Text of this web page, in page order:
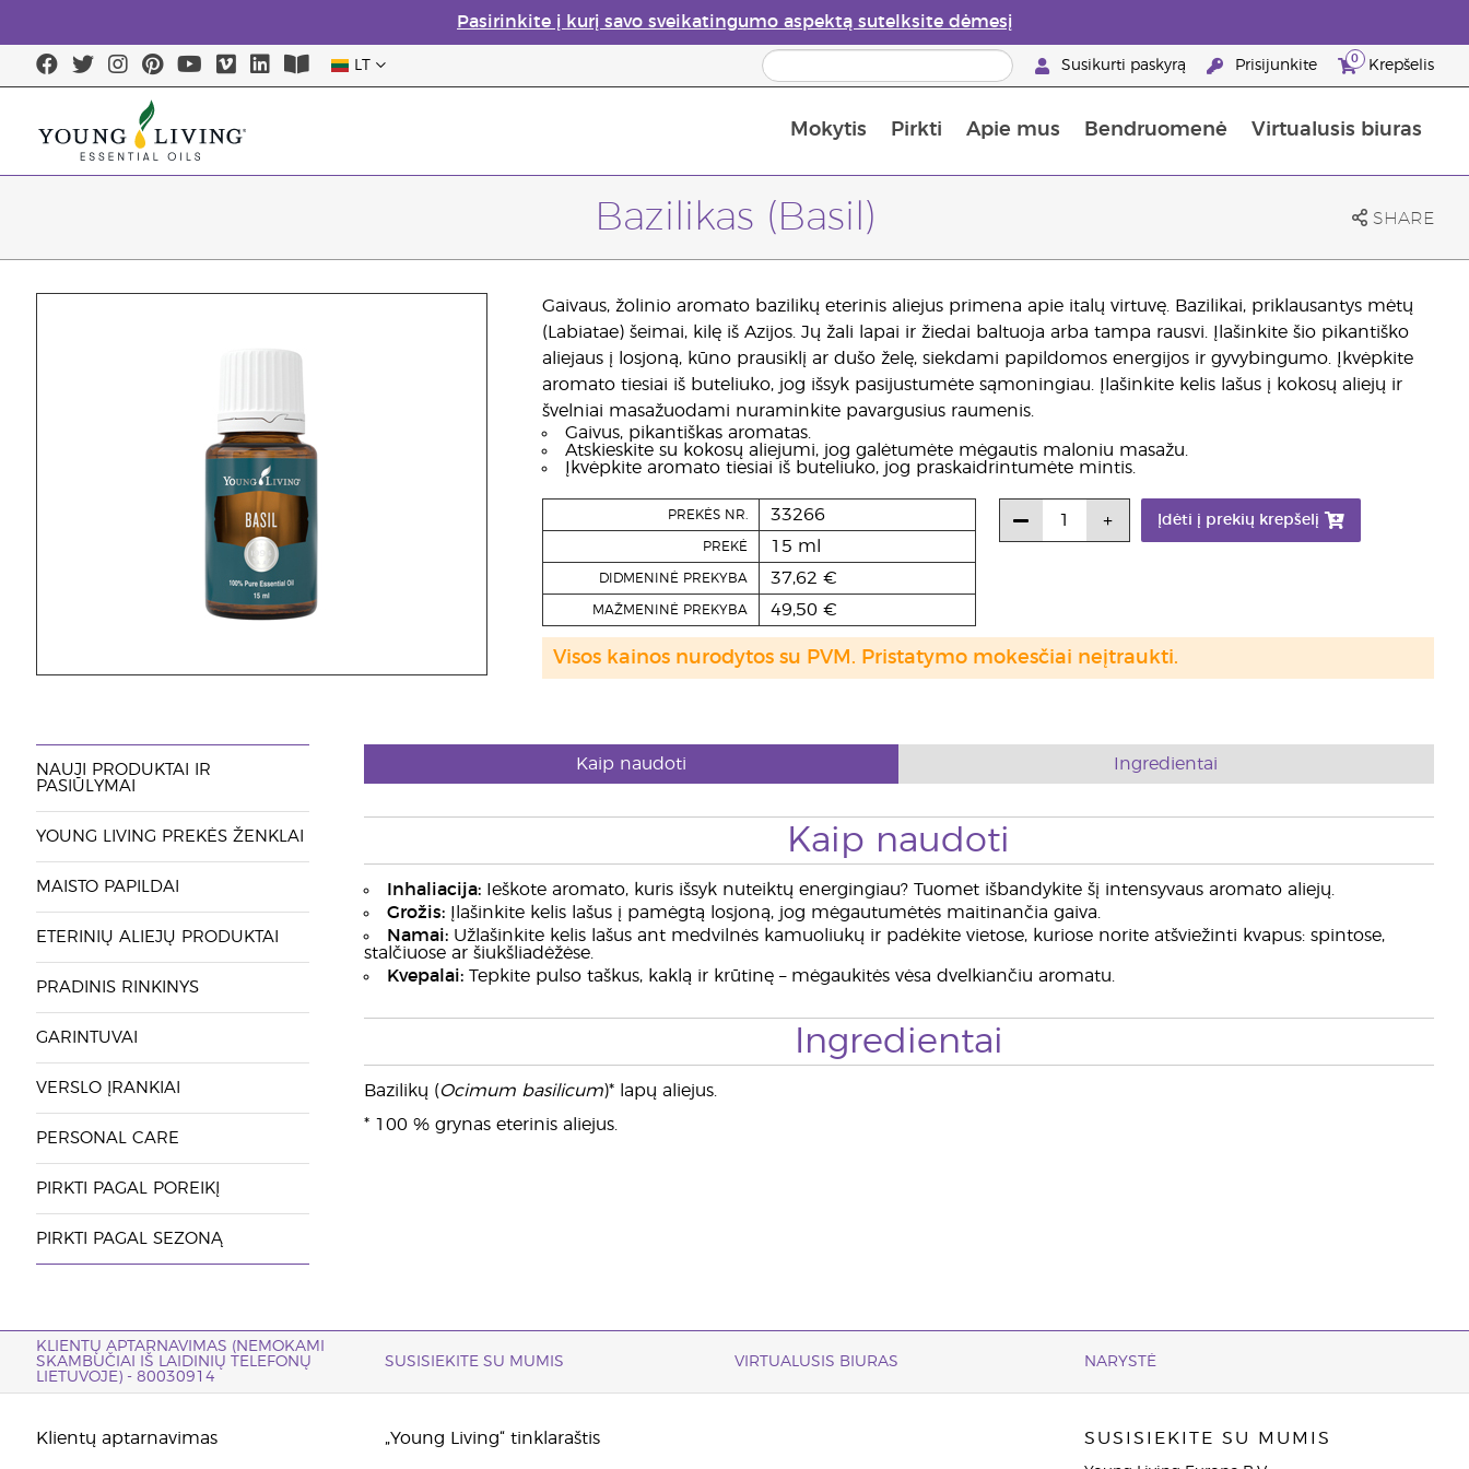
Pasirinkite į kurį savo sveikatingumo aspektą sutelksite dėmesį
LT Susikurti paskyrą Prisijunkite 0 Krepšelis
Mokytis Pirkti Apie mus Bendruomenė Virtualusis biuras
Bazilikas (Basil) SHARE
Gaivaus, žolinio aromato bazilikų eterinis aliejus primena apie italų virtuvę. Bazilikai, priklausantys mėtų
(Labiatae) šeimai, kilę iš Azijos. Jų žali lapai ir žiedai baltuoja arba tampa rausvi. Įlašinkite šio pikantiško
aliejaus į losjoną, kūno prausiklį ar dušo želę, siekdami papildomos energijos ir gyvybingumo. Įkvėpkite
aromato tiesiai iš buteliuko, jog išsyk pasijustumėte sąmoningiau. Įlašinkite kelis lašus į kokosų aliejų ir
švelniai masažuodami nuraminkite pavargusius raumenis.
Gaivus, pikantiškas aromatas.
Atskieskite su kokosų aliejumi, jog galėtumėte mėgautis maloniu masažu.
Įkvėpkite aromato tiesiai iš buteliuko, jog praskaidrintumėte mintis.
PREKĖS NR. 33266
PREKĖ 15 ml
DIDMENINĖ PREKYBA 37,62 €
MAŽMENINĖ PREKYBA 49,50 €
Įdėti į prekių krepšelį
Visos kainos nurodytos su PVM. Pristatymo mokesčiai neįtraukti.
NAUJI PRODUKTAI IR
PASIŪLYMAI
YOUNG LIVING PREKĖS ŽENKLAI
MAISTO PAPILDAI
ETERINIŲ ALIEJŲ PRODUKTAI
PRADINIS RINKINYS
GARINTUVAI
VERSLO ĮRANKIAI
PERSONAL CARE
PIRKTI PAGAL POREIKĮ
PIRKTI PAGAL SEZONĄ
Kaip naudoti Ingredientai
Kaip naudoti
Inhaliacija:Ieškote aromato, kuris išsyk nuteiktų energingiau? Tuomet išbandykite šį intensyvaus aromato aliejų.
Grožis:Įlašinkite kelis lašus į pamėgtą losjoną, jog mėgautumėtės maitinančia gaiva.
Namai:Užlašinkite kelis lašus ant medvilnės kamuoliukų ir padėkite vietose, kuriose norite atšviežinti kvapus: spintose,
stalčiuose ar šiukšliadėžėse.
Kvepalai:Tepkite pulso taškus, kaklą ir krūtinę – mėgaukitės vėsa dvelkiančiu aromatu.
Ingredientai
Bazilikų (Ocimum basilicum)* lapų aliejus.
* 100 % grynas eterinis aliejus.
KLIENTŲ APTARNAVIMAS (NEMOKAMI
SKAMBUČIAI IŠ LAIDINIŲ TELEFONŲ
LIETUVOJE) - 80030914
SUSISIEKITE SU MUMIS VIRTUALUSIS BIURAS NARYSTĖ
Klientų aptarnavimas „Young Living“ tinklaraštis SUSISIEKITE SU MUMIS